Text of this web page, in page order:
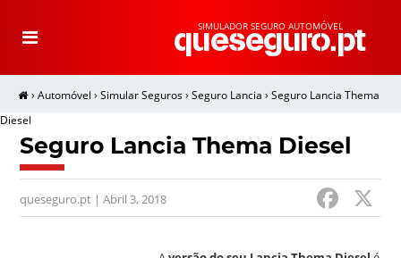
SIMULADOR SEGURO AUTOMÓVEL
T
o
l
n
v
i
g
a
t
i
o
› Automóvel › Simular Seguros› Seguro Lancia › Seguro Lancia Thema
Diesel
Seguro Lancia Thema Diesel
queseguro.pt | Abril 3, 2018 F
a